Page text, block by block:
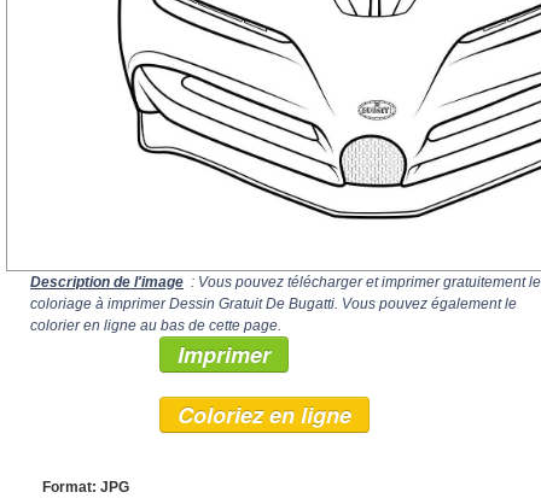
Description de l'image : Vous pouvez télécharger et imprimer gratuitement le
coloriage à imprimer Dessin Gratuit De Bugatti. Vous pouvez également le
colorier en ligne au bas de cette page.
Imprimer
Coloriez en ligne
Format: JPG